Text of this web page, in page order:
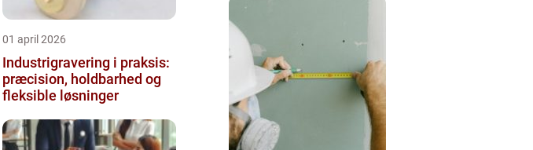
01 april 2026
Industrigravering i praksis:
præcision, holdbarhed og
fleksible løsninger